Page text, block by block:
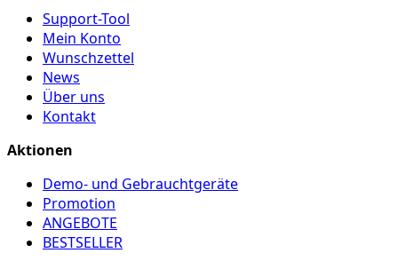
Support-Tool
Mein Konto
Wunschzettel
News
Über uns
Kontakt
Aktionen
Demo- und Gebrauchtgeräte
Promotion
ANGEBOTE
BESTSELLER